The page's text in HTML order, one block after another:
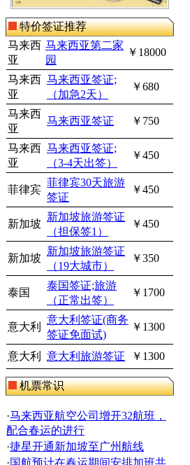
特价签证推荐
马来西
亚
马来西亚第二家
园
￥18000
马来西
亚
马来西亚签证;
（加急2天）
￥680
马来西
亚
马来西亚签证 ￥750
马来西
亚
马来西亚签证;
（3-4天出签）
￥450
菲律宾
菲律宾30天旅游
签证
￥450
新加坡
新加坡旅游签证
（担保签1）
￥450
新加坡
新加坡旅游签证
（19大城市）
￥350
泰国
泰国签证;旅游
（正常出签）
￥1700
意大利
意大利签证(商务
签证免面试)
￥1300
意大利 意大利旅游签证 ￥1300
机票常识
·马来西亚航空公司增开32航班，
配合春运的进行
·捷星开通新加坡至广州航线
·国航预计在春运期间安排加班共